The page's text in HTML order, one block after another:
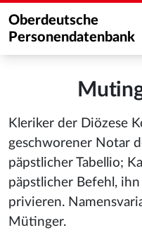
Oberdeutsche
Personendatenbank
Kleriker der Diözese
geschworener Notar
päpstlicher Tabellio;
päpstlicher Befehl,
privieren.
Mütinger.